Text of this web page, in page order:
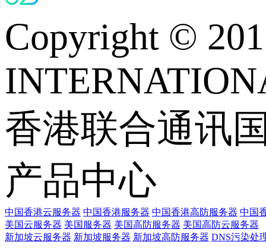
Copyright ©
香港联合通讯
产品中心
中国香港云服务器 中国香港服务器 中国香港高防服务器 中国
美国云服务器 美国服务器 美国高防服务器 美国高防云服务器
新加坡云服务器 新加坡服务器 新加坡高防服务器 DNS污染处